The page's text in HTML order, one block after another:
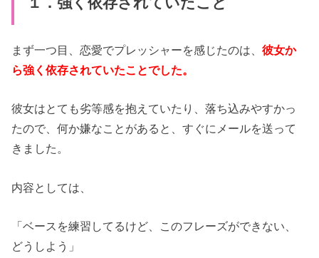
まず一つ目、恋愛でプレッシャーを感じたのは、彼女か
ら強く依存されていたことでした。
彼女はとても劣等感を抱えていたり、落ち込みやすかっ
たので、何か嫌なことがあると、すぐにメールを送って
きました。
内容としては、
「ベースを練習してるけど、このフレーズができない、
どうしよう」